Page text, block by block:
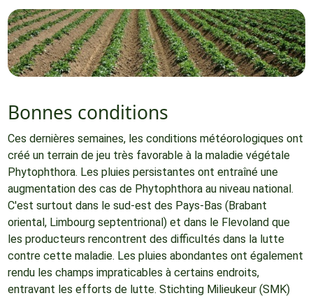
Bonnes conditions
Ces dernières semaines, les conditions météorologiques ont
créé un terrain de jeu très favorable à la maladie végétale
Phytophthora. Les pluies persistantes ont entraîné une
augmentation des cas de Phytophthora au niveau national.
C'est surtout dans le sud-est des Pays-Bas (Brabant
oriental, Limbourg septentrional) et dans le Flevoland que
les producteurs rencontrent des difficultés dans la lutte
contre cette maladie. Les pluies abondantes ont également
rendu les champs impraticables à certains endroits,
entravant les efforts de lutte. Stichting Milieukeur (SMK)